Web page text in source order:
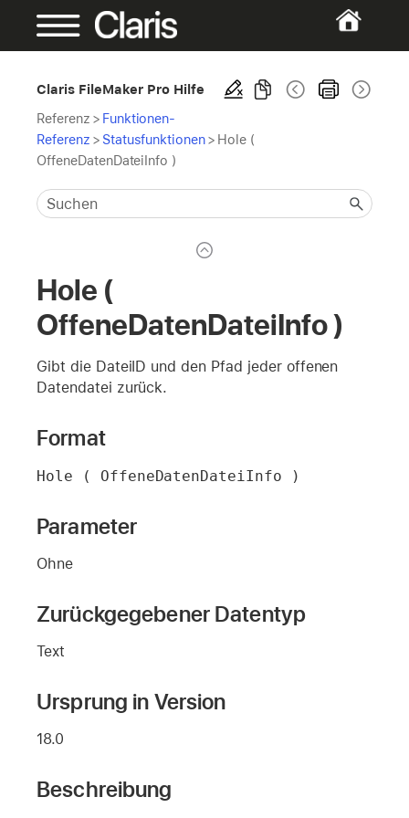
Claris FileMaker Pro Hilfe
Referenz > Funktionen-
Referenz > Statusfunktionen> Hole (
OffeneDatenDateiInfo )
Hole (
OffeneDatenDateiInfo )
Gibt die DateiID und den Pfad jeder offenen
Datendatei zurück.
Format
Hole ( OffeneDatenDateiInfo )
Parameter
Ohne
Zurückgegebener Datentyp
Text
Ursprung in Version
18.0
Beschreibung